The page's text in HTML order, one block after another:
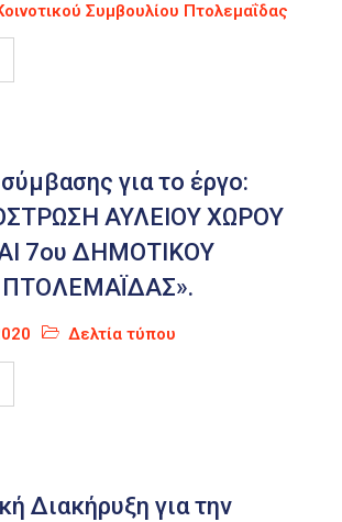
Συμβουλίου Πτολεμαΐδας
για το έργο:
ΑΥΛΕΙΟΥ ΧΩΡΟΥ
7ου ΔΗΜΟΤΙΚΟΥ
ΠΤΟΛΕΜΑΪΔΑΣ».
Δελτία τύπου
Διακήρυξη για την